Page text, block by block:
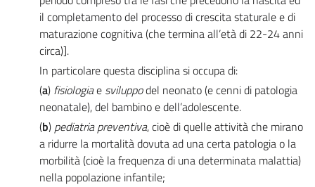
il completamento del processo di crescita staturale e di
maturazione cognitiva (che termina all’età di 22-24 anni
circa)].
In particolare questa disciplina si occupa di:
(a) fisiologiae sviluppodel neonato (e cenni di patologia
neonatale), del bambino e dell’adolescente.
(b) pediatria preventiva, cioè di quelle attività che mirano
a ridurre la mortalità dovuta ad una certa patologia o la
morbilità (cioè la frequenza di una determinata malattia)
nella popolazione infantile;